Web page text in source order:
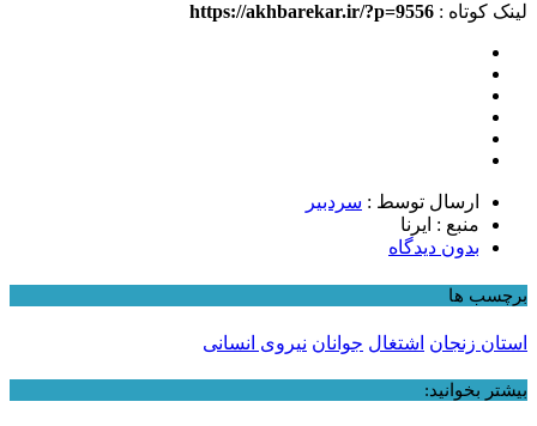
لینک کوتاه : https://akhbarekar.ir/?p=9556
ارسال توسط : سردبیر
منبع : ایرنا
بدون دیدگاه
برچسب ها
استان زنجان اشتغال جوانان نیروی انسانی
بیشتر بخوانید: